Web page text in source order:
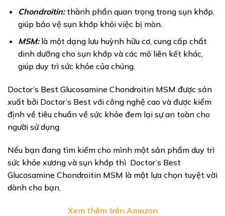
Chondroitin:thành phần quan trọng trong sụn khớp,
giúp bảo vệ sụn khớp khỏi việc bị mòn.
MSM:là một dạng lưu huỳnh hữu cơ, cung cấp chất
dinh dưỡng cho sụn khớp và các mô liên kết khác,
giúp duy trì sức khỏe của chúng.
Doctor’s Best Glucosamine Chondroitin MSM được sản
xuất bởi Doctor’s Best với công nghệ cao và được kiểm
định về tiêu chuẩn về sức khỏe đem lại sự an toàn cho
người sử dụng.
Nếu bạn đang tìm kiếm cho mình một sản phẩm duy trì
sức khỏe xương và sụn khớp thì Doctor’s Best
Glucosamine Chondroitin MSM là một lựa chọn tuyệt vời
dành cho bạn.
Xem thêm trên Amazon